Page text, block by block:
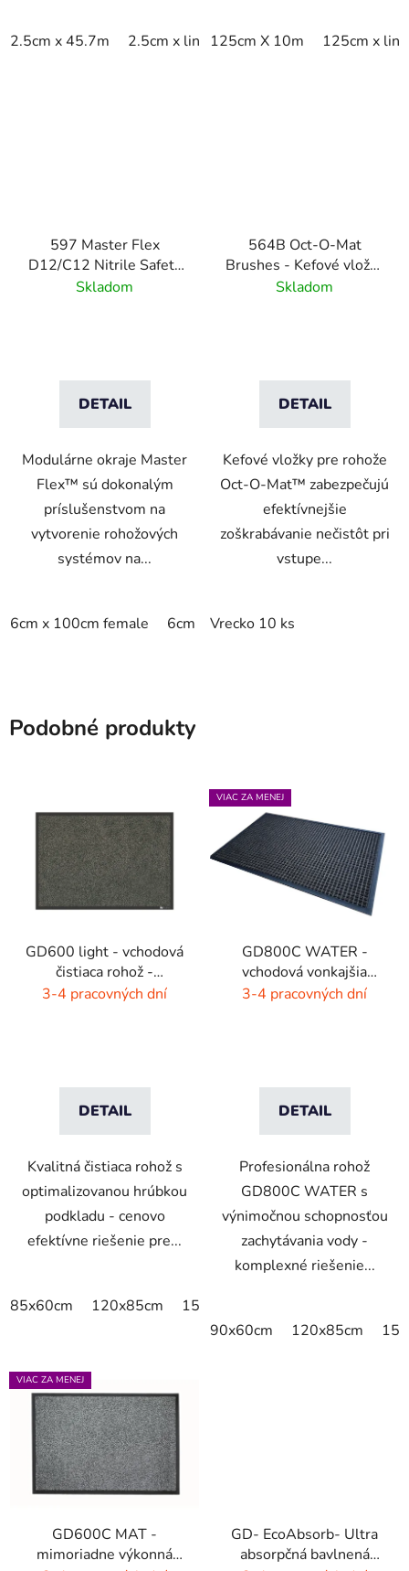
2.5cm x 45.7m 2.5cm x linm125cm X 10m 125cm x
597 Master Flex
D12/C12 Nitrile Safety
Ramps - Pripojiteľné
Skladom
DETAIL
Modulárne okraje Master
Flex™ sú dokonalým
príslušenstvom na
vytvorenie rohožových
systémov na...
6cm x 100cm female 6cm x 100cm male
564B Oct-O-Mat
Brushes - Kefové vložky
pre vstupné rohožové
Skladom
DETAIL
Kefové vložky pre rohože
Oct-O-Mat™ zabezpečujú
efektívnejšie
zoškrabávanie nečistôt pri
vstupe...
Vrecko 10 ks
Podobné produkty
GD600 light - vchodová
čistiaca rohož -
interiér/exteriér
3-4 pracovných dní
DETAIL
Kvalitná čistiaca rohož s
optimalizovanou hrúbkou
podkladu - cenovo
efektívne riešenie pre...
85x60cm 120x85cm 150x85cm
VIAC ZA MENEJ
GD800C WATER -
vchodová vonkajšia
rohož - hnedá - čierna
3-4 pracovných dní
DETAIL
Profesionálna rohož
GD800C WATER s
výnimočnou schopnosťou
zachytávania vody -
komplexné riešenie...
90x60cm 120x85cm
VIAC ZA MENEJ
GD600C MAT -
mimoriadne výkonná
GD- EcoAbsorb- Ultra
absorpčná bavlnená